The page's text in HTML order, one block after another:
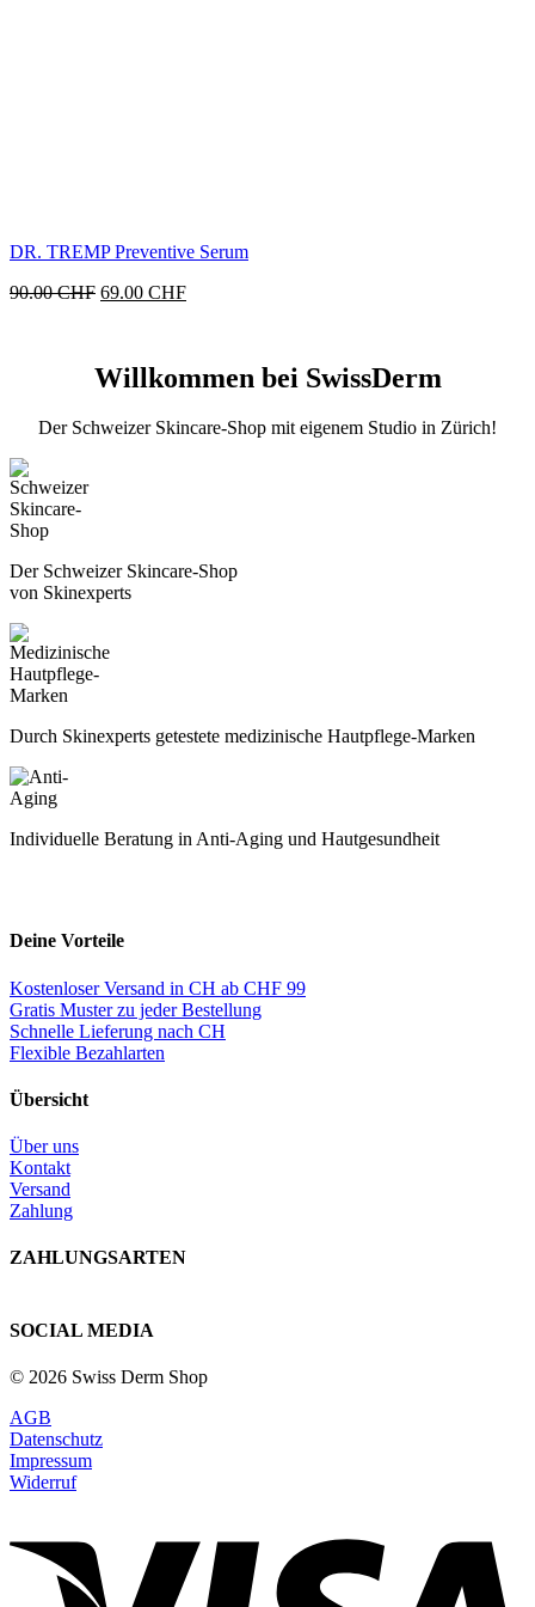
DR. TREMP Preventive Serum
90.00CHF Ursprünglicher
69.00 CHFAktueller
Willkommen bei SwissDerm
Der Schweizer Skincare-Shop mit eigenem Studio in Zürich!
Der Schweizer Skincare-Shop
von Skinexperts
Durch Skinexperts getestete medizinische Hautpflege-Marken
Individuelle Beratung in Anti-Aging und Hautgesundheit
Deine Vorteile
Kostenloser Versand in CH ab CHF 99
Gratis Muster zu jeder Bestellung
Schnelle Lieferung nach CH
Flexible Bezahlarten
Übersicht
Über uns
Kontakt
Versand
Zahlung
ZAHLUNGSARTEN
SOCIAL MEDIA
© 2026 Swiss Derm Shop
AGB
Datenschutz
Impressum
Widerruf